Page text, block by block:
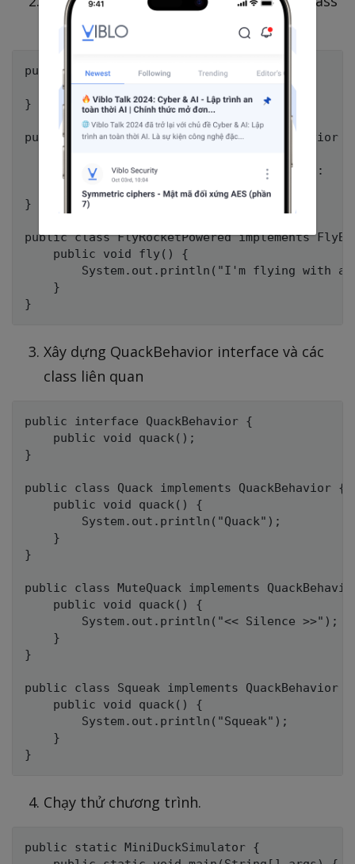
liên quan
public interface FlyBehavior {
    public void fly();
}
public class FlyNoWay implements FlyBehavior {
    public void fly() {
        System.out.println("I can't fly"):
}
public class FlyRocketPowered implements
    public void fly() {
System.out.println("I'm flying with a
    }
Xây dựng QuackBehavior interface và các
class liên quan
public interface QuackBehavior {
    public void quack();
}
public class Quack implements QuackBehavior {
    public void quack() {
        System.out.println("Quack");
    }
}
public class MuteQuack implements
    public void quack() {
        System.out.println("<< Silence >>");
    }
}
public class Squeak implements QuackBehavior {
    public void quack() {
        System.out.println("Squeak");
    }
Chạy thử chương trình.
public static MiniDuckSimulator {